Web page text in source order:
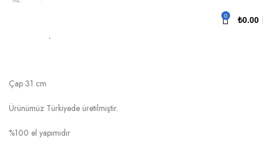
0 ₺0.00
Çap 31 cm
Ürünümüz Türkiyede üretilmiştir.
%100 el yapımıdır